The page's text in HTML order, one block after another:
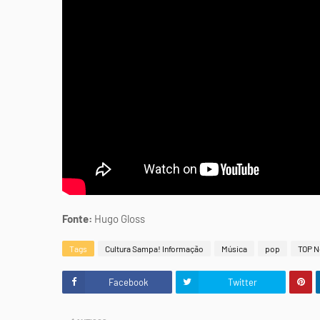
Fonte: Hugo Gloss
Tags Cultura Sampa! Informação Música pop TOP
Facebook Twitter